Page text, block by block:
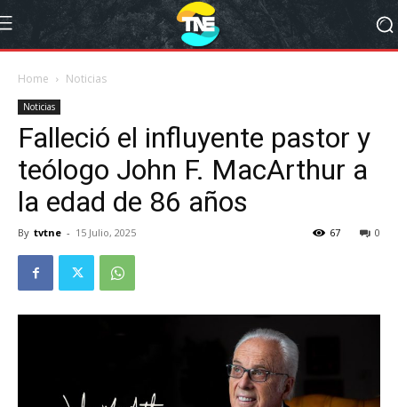
Home Noticias
Noticias
Falleció el influyente pastor y
teólogo John F. MacArthur a
la edad de 86 años
By tvtne - 15 Julio, 2025 0
67